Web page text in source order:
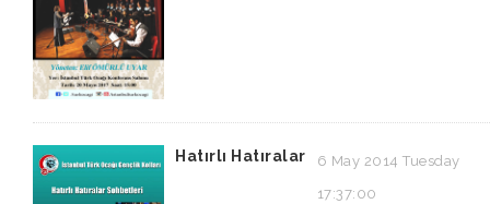
Hatırlı Hatıralar
6 May 2014 Tuesday
17:37:00